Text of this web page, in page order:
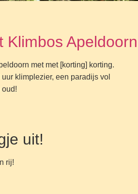
Klimbos Apeldoorn
met met [korting] korting.
klimplezier, een paradijs vol
oud!
uit!
rij!